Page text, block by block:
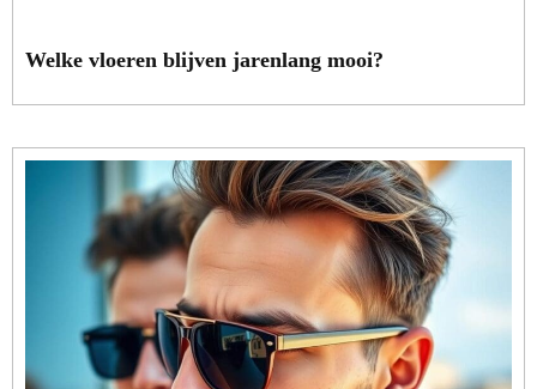
Welke vloeren blijven jarenlang mooi?